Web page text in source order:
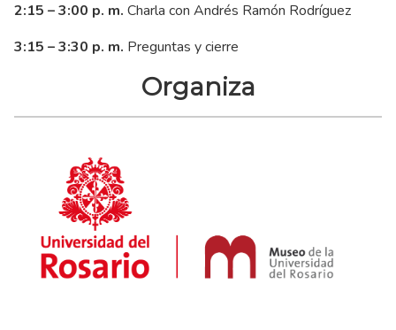
2:15 – 3:00 p. m. Charla con Andrés Ramón Rodríguez
3:15 – 3:30 p. m. Preguntas y cierre
Organiza